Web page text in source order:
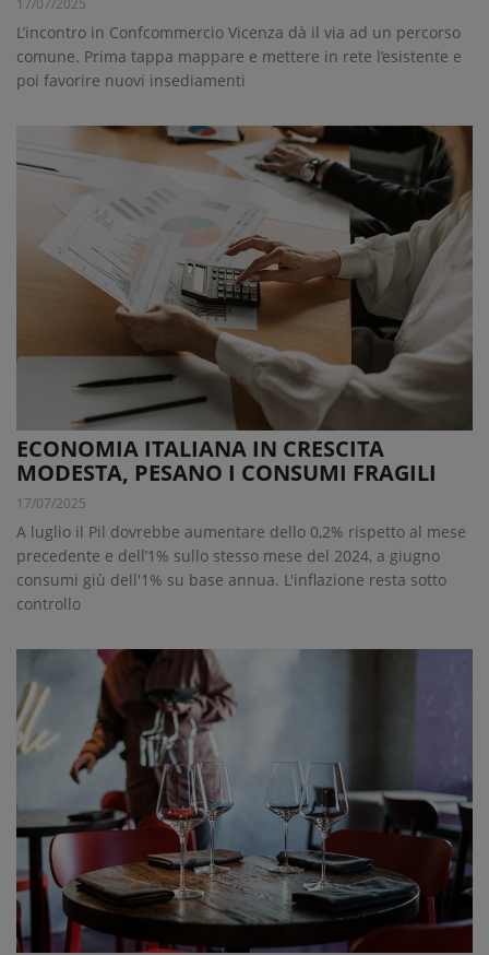
17/07/2025
L’incontro in Confcommercio Vicenza dà il via ad un percorso
comune. Prima tappa mappare e mettere in rete l’esistente e
poi favorire nuovi insediamenti
ECONOMIA ITALIANA IN CRESCITA
MODESTA, PESANO I CONSUMI FRAGILI
17/07/2025
A luglio il Pil dovrebbe aumentare dello 0,2% rispetto al mese
precedente e dell’1% sullo stesso mese del 2024, a giugno
consumi giù dell'1% su base annua. L'inflazione resta sotto
controllo